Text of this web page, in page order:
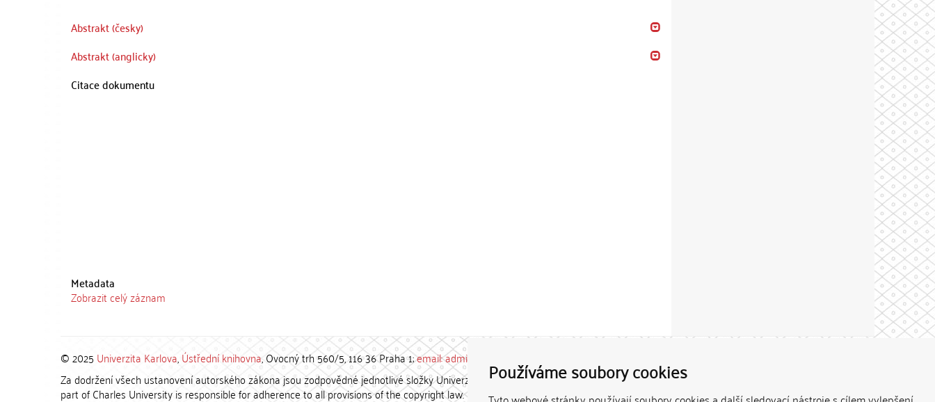
Používáme soubory cookies
Abstrakt (česky)
Abstrakt (anglicky)
Citace dokumentu
Metadata
Zobrazit celý záznam
© 2025 Univerzita Karlova,Ústřední knihovna, Ovocný trh 560/5, 116 36 Praha 1;email: admin-repozitar [at] cuni.cz
Za dodržení všech ustanovení autorského zákona jsou zodpovědné jednotlivé složky Univerzity Karlovy. / Each constituent
part of Charles University is responsible for adherence to all provisions of the copyright law.